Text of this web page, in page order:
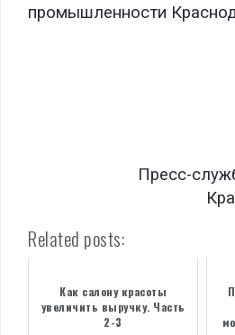
промышленности
Пресс-
Related posts:
Как салону красоты
увеличить выручку. Часть
2-3